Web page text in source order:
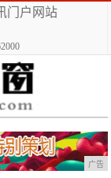
门户网站
广告